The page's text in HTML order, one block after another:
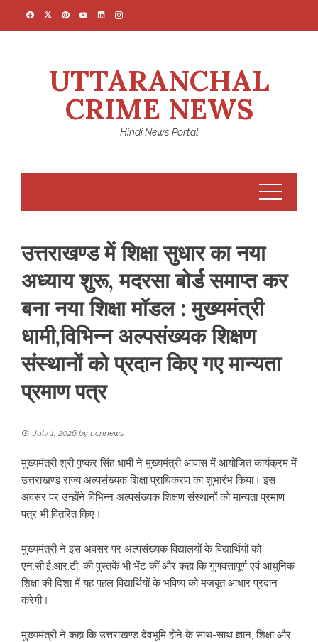
UTTARANCHAL
CRIME NEWS
Hindi News Portal
उत्तराखण्ड में शिक्षा सुधार का नया
अध्याय शुरू, मदरसा बोर्ड समाप्त कर
बना नया शिक्षा मॉडल : मुख्यमंत्री
धामी,विभिन्न अल्पसंख्यक शिक्षण
संस्थानों को प्रदान किए गए मान्यता
प्रमाण पत्र
July 1, 2026 by ucnnews
मुख्यमंत्री श्री पुष्कर सिंह धामी ने मुख्यमंत्री आवास में आयोजित कार्यक्रम में
उत्तराखण्ड राज्य अल्पसंख्यक शिक्षा प्राधिकरण का शुभारंभ किया। इस
अवसर पर उन्होंने विभिन्न अल्पसंख्यक शिक्षण संस्थानों को मान्यता प्रमाण
पत्र भी वितरित किए।
मुख्यमंत्री ने इस अवसर पर अल्पसंख्यक विद्यालयों के विद्यार्थियों को
एन.सी.ई.आर.टी. की पुस्तकें भी भेंट कीं और कहा कि गुणवत्तापूर्ण एवं आधुनिक
शिक्षा की दिशा में यह पहल विद्यार्थियों के भविष्य को मजबूत आधार प्रदान
करेगी।
मुख्यमंत्री ने कहा कि उत्तराखण्ड देवभूमि होने के साथ-साथ ज्ञान, शिक्षा और